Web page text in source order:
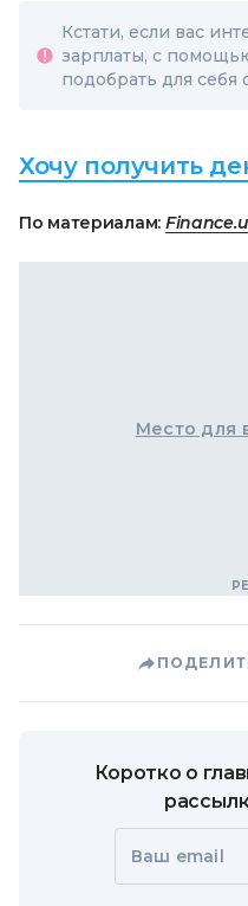
Кстати, если вас
зарплаты, с
подобрать для себя
Хочу получить
По материалам:
Место для
Коротко о
Ваш email